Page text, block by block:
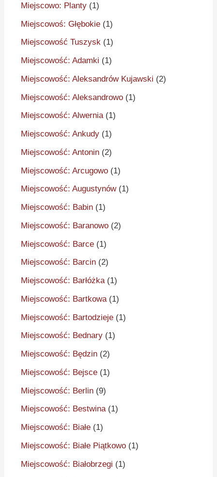
Miejscowo: Planty (1)
Miejscowoś: Głębokie (1)
Miejscowość Tuszysk (1)
Miejscowość: Adamki (1)
Miejscowość: Aleksandrów Kujawski (2)
Miejscowość: Aleksandrowo (1)
Miejscowość: Alwernia(1)
Miejscowość: Ankudy (1)
Miejscowość: Antonin (2)
Miejscowość: Arcugowo (1)
Miejscowość: Augustynów(1)
Miejscowość: Babin (1)
Miejscowość: Baranowo (2)
Miejscowość: Barce (1)
Miejscowość: Barcin (2)
Miejscowość: Barłóżka(1)
Miejscowość: Bartkowa(1)
Miejscowość: Bartodzieje (1)
Miejscowość: Bednary (1)
Miejscowość: Będzin (2)
Miejscowość: Bejsce (1)
Miejscowość: Berlin (9)
Miejscowość: Bestwina(1)
Miejscowość: Białe (1)
Miejscowość: Białe Piątkowo (1)
Miejscowość: Białobrzegi (1)